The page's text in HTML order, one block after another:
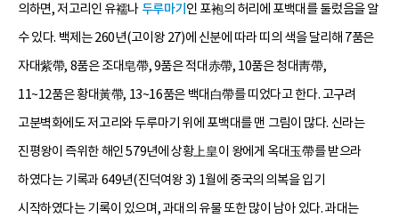
의하면, 저고리인 유襦나 두루마기 인 포袍의 허리에 포백대를 둘렀음을 알
수 있다. 백제는 260년(고이왕 27)에 신분에 따라 띠의 색을 달리해 7품은
자대紫帶, 8품은 조대皂帶, 9품은 적대赤帶, 10품은 청대靑帶,
11~12품은 황대黃帶, 13~16품은 백대白帶를 띠었다고 한다. 고구려
고분벽화에도 저고리와 두루마기 위에 포백대를 맨 그림이 많다. 신라는
진평왕이 즉위한 해인 579년에 상황上皇이 왕에게 옥대玉帶를 받으라
하였다는 기록과 649년(진덕여왕 3) 1월에 중국의 의복을 입기
시작하였다는 기록이 있으며, 과대의 유물 또한 많이 남아 있다. 과대는